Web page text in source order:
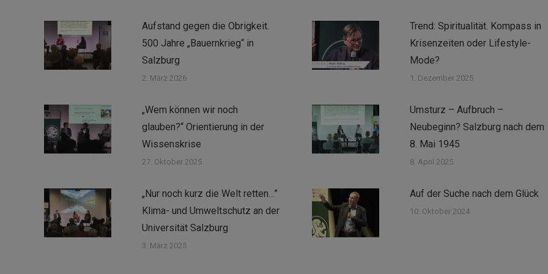
Aufstand gegen die Obrigkeit.
500 Jahre „Bauernkrieg“ in
Salzburg
2. März 2026
Trend: Spiritualität. Kompass in
Krisenzeiten oder Lifestyle-
Mode?
1. Dezember 2025
„Wem können wir noch
glauben?“ Orientierung in der
Wissenskrise
27. Oktober 2025
Umsturz – Aufbruch –
Neubeginn? Salzburg nach dem
8. Mai 1945
8. April 2025
„Nur noch kurz die Welt retten…”
Klima- und Umweltschutz an der
Universität Salzburg
3. März 2025
Auf der Suche nach dem Glück
10. Oktober 2024